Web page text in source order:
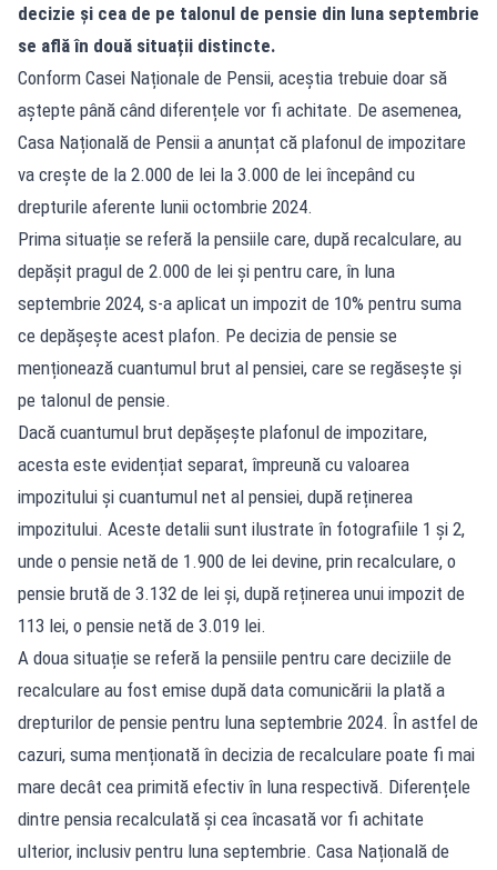
decizie și cea de pe talonul de pensie din luna septembrie
se află în două situații distincte.
Conform Casei Naționale de Pensii, aceștia trebuie doar să
aștepte până când diferențele vor fi achitate. De asemenea,
Casa Națională de Pensii a anunțat că plafonul de impozitare
va crește de la 2.000 de lei la 3.000 de lei începând cu
drepturile aferente lunii octombrie 2024.
Prima situație se referă la pensiile care, după recalculare, au
depășit pragul de 2.000 de lei și pentru care, în luna
septembrie 2024, s-a aplicat un impozit de 10% pentru suma
ce depășește acest plafon. Pe decizia de pensie se
menționează cuantumul brut al pensiei, care se regăsește și
pe talonul de pensie.
Dacă cuantumul brut depășește plafonul de impozitare,
acesta este evidențiat separat, împreună cu valoarea
impozitului și cuantumul net al pensiei, după reținerea
impozitului. Aceste detalii sunt ilustrate în fotografiile 1 și 2,
unde o pensie netă de 1.900 de lei devine, prin recalculare, o
pensie brută de 3.132 de lei și, după reținerea unui impozit de
113 lei, o pensie netă de 3.019 lei.
A doua situație se referă la pensiile pentru care deciziile de
recalculare au fost emise după data comunicării la plată a
drepturilor de pensie pentru luna septembrie 2024. În astfel de
cazuri, suma menționată în decizia de recalculare poate fi mai
mare decât cea primită efectiv în luna respectivă. Diferențele
dintre pensia recalculată și cea încasată vor fi achitate
ulterior, inclusiv pentru luna septembrie. Casa Națională de